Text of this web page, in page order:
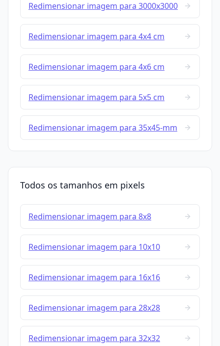
Redimensionar imagem para 3000x3000
Redimensionar imagem para 4x4 cm
Redimensionar imagem para 4x6 cm
Redimensionar imagem para 5x5 cm
Redimensionar imagem para 35x45-mm
Todos os tamanhos em pixels
Redimensionar imagem para 8x8
Redimensionar imagem para 10x10
Redimensionar imagem para 16x16
Redimensionar imagem para 28x28
Redimensionar imagem para 32x32